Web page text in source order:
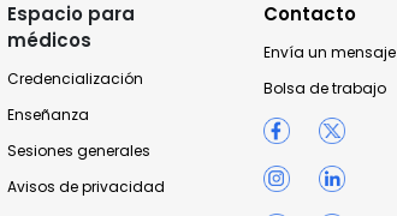
Espacio para
médicos
Credencialización
Enseñanza
Sesiones generales
Avisos de privacidad
Contacto
Envía un mensaje
Bolsa de trabajo